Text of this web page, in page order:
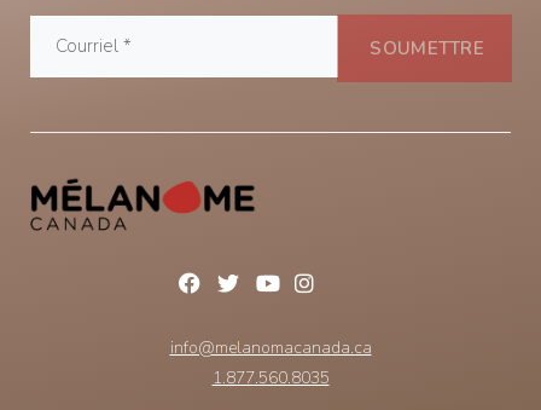
info@melanomacanada.ca
1.877.560.8035